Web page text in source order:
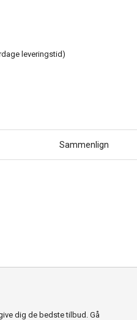
leveringstid)
Sammenlign
dig de bedste tilbud. Gå